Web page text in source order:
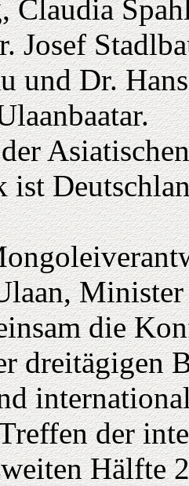
Josef
und Dr.
ist
die
dreitägigen
der
Hälfte